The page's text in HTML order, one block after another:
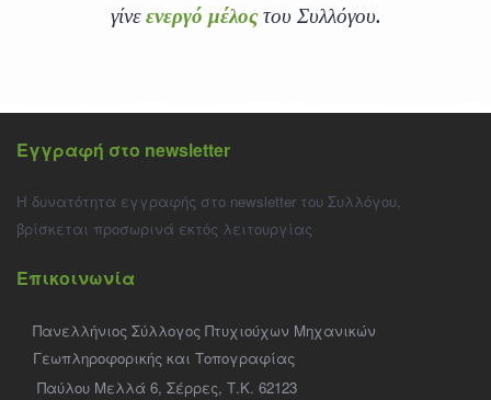
γίνεενεργό μέλοςτου Συλλόγου.
Εγγραφή στο newsletter
Η δυνατότητα εγγραφής στο newsletter του Συλλόγου,
βρίσκεται προσωρινά εκτός λειτουργίας
Επικοινωνία
Πανελλήνιος Σύλλογος Πτυχιούχων Μηχανικών
Γεωπληροφορικής και Τοπογραφίας
Παύλου Μελλά 6, Σέρρες, Τ.Κ. 62123